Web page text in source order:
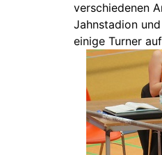
verschiedenen
Jahnstadion
einige Turner